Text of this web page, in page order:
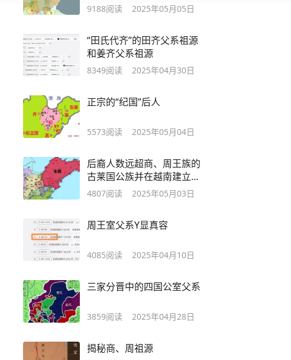
9188阅读 2025年05月05日
“田氏代齐”的田齐父系祖源
和姜齐父系祖源
8349阅读 2025年04月30日
正宗的“纪国”后人
5573阅读 2025年05月04日
后裔人数远超商、周王族的
古莱国公族并在越南建立莱
州部落
4807阅读 2025年05月03日
周王室父系Y显真容
4085阅读 2025年04月10日
三家分晋中的四国公室父系
3859阅读 2025年04月28日
揭秘商、周祖源